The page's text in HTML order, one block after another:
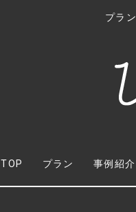
プラン
TOP プラン 事例紹介